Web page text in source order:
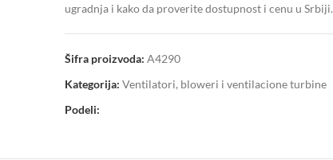
ugradnja i kako da proverite dostupnost i cenu u Srbiji.
Šifra proizvoda: A4290
Kategorija: Ventilatori, bloweri i ventilacione turbine
Podeli: